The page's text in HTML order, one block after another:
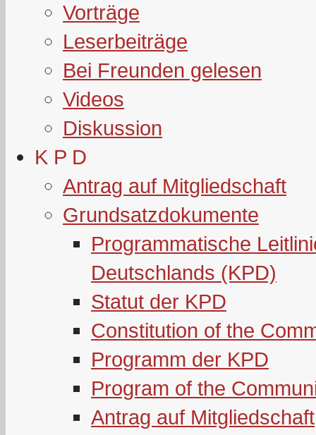
Vorträge
Leserbeiträge
Bei Freunden gelesen
Videos
Diskussion
K P D
Antrag auf Mitgliedschaft
Grundsatzdokumente
Programmatische
Deutschlands (KPD)
Statut der KPD
Constitution of the
Programm der KPD
Program of the
Antrag auf Mitgliedschaft